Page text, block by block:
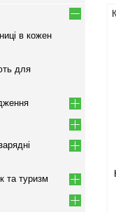
в кожен
для
та туризм